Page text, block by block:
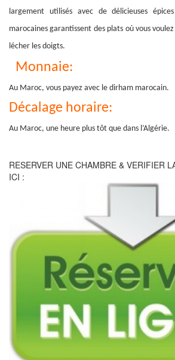
largement utilisés avec de délicieuses épices
marocaines garantissent des plats où vous voulez
lécher les doigts.
Monnaie:
Au Maroc, vous payez avec le dirham marocain.
Décalage horaire:
Au Maroc, une heure plus tôt que dans l’Algérie.
RESERVER UNE CHAMBRE & VERIFIER
ICI :